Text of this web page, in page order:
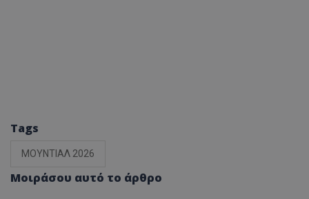
Tags
ΜΟΥΝΤΙΑΛ 2026
Μοιράσου αυτό το άρθρο